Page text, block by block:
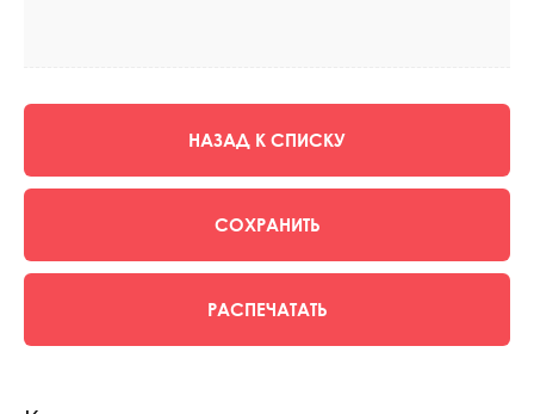
НАЗАД К СПИСКУ
СОХРАНИТЬ
РАСПЕЧАТАТЬ